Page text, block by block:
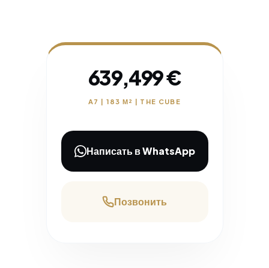
639,499 €
A7 | 183 М² | THE CUBE
Написать в WhatsApp
Позвонить